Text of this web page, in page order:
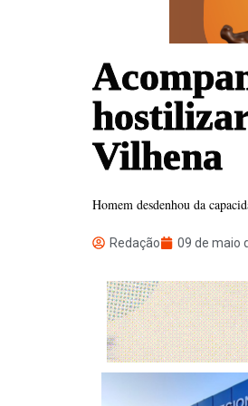
Vilhena
Homem desdenhou da
Redação 09 de maio